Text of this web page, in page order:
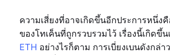
ความเสี่ยงที่อาจเกิดขึ้นอีกประการหนึ่
ของโทเค็นที่ถูกรวบรวมไว้ เรื่องนี้เกิดขึ้น
ETH อย่างไรก็ตาม การเบี่ยงเบนดังกล่